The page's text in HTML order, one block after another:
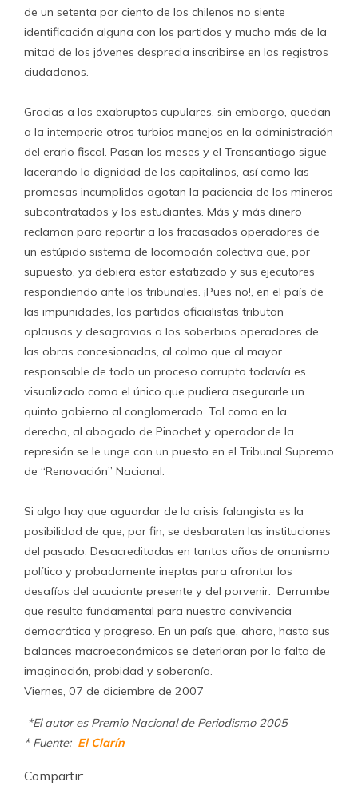
de un setenta por ciento de los chilenos no siente
identificación alguna con los partidos y mucho más de la
mitad de los jóvenes desprecia inscribirse en los registros
ciudadanos.
Gracias a los exabruptos cupulares, sin embargo, quedan
a la intemperie otros turbios manejos en la administración
del erario fiscal. Pasan los meses y el Transantiago sigue
lacerando la dignidad de los capitalinos, así como las
promesas incumplidas agotan la paciencia de los mineros
subcontratados y los estudiantes. Más y más dinero
reclaman para repartir a los fracasados operadores de
un estúpido sistema de locomoción colectiva que, por
supuesto, ya debiera estar estatizado y sus ejecutores
respondiendo ante los tribunales. ¡Pues no!, en el país de
las impunidades, los partidos oficialistas tributan
aplausos y desagravios a los soberbios operadores de
las obras concesionadas, al colmo que al mayor
responsable de todo un proceso corrupto todavía es
visualizado como el único que pudiera asegurarle un
quinto gobierno al conglomerado. Tal como en la
derecha, al abogado de Pinochet y operador de la
represión se le unge con un puesto en el Tribunal Supremo
de “Renovación” Nacional.
Si algo hay que aguardar de la crisis falangista es la
posibilidad de que, por fin, se desbaraten las instituciones
del pasado. Desacreditadas en tantos años de onanismo
político y probadamente ineptas para afrontar los
desafíos del acuciante presente y del porvenir. Derrumbe
que resulta fundamental para nuestra convivencia
democrática y progreso. En un país que, ahora, hasta sus
balances macroeconómicos se deterioran por la falta de
imaginación, probidad y soberanía.
Viernes, 07 de diciembre de 2007
*El autor es Premio Nacional de Periodismo 2005
* Fuente: El Clarín
Compartir: